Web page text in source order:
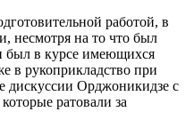
работой, в
несмотря на то что был
был в курсе имеющихся
в рукоприкладство при
дискуссии Орджоникидзе с
ратовали за